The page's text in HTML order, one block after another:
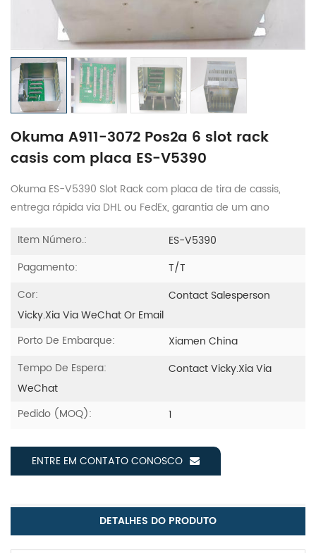
Okuma A911-3072 Pos2a 6 slot rack
casis com placa ES-V5390
Okuma ES-V5390 Slot Rack com placa de tira de cassis,
entrega rápida via DHL ou FedEx, garantia de um ano
Item Número.:
ES-V5390
Pagamento:
T/T
Cor:
Contact Salesperson
Vicky.xia Via WeChat Or Email
Porto De Embarque:
Xiamen China
Tempo De Espera:
Contact Vicky.xia Via
WeChat
Pedido (MOQ):
1
ENTRE EM CONTATO CONOSCO
DETALHES DO PRODUTO